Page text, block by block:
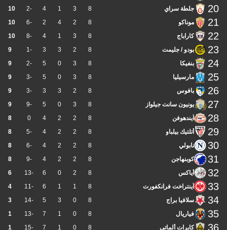
20 جلطة سراي 8
3
1
4
-2
10
21 موناكو 8
2
4
2
-6
10
22 كاراباج 8
3
1
4
-8
10
23 بودو / جليمت 8
2
3
3
-1
9
24 بنفيكا 8
3
0
5
-2
9
25 مارسيليا 8
3
0
5
-3
9
26 بافوس 8
2
3
3
-3
9
27 يونيون سانت جيلواز 8
3
0
5
-9
9
28 آيندهوفن 8
2
2
4
0
8
29 أتلتيك بيلباو 8
2
2
4
-5
8
30 نابولي 8
2
2
4
-6
8
31 كوبنهاجن 8
2
2
4
-9
8
32 أياكس 8
2
0
6
-13
6
33 آينتراخت فرانكفورت 8
1
1
6
-11
4
34 سلافيا براج 8
0
3
5
-14
3
35 فياريال 8
0
1
7
-13
1
36 كايرات ألماتي 8
0
1
7
-15
1